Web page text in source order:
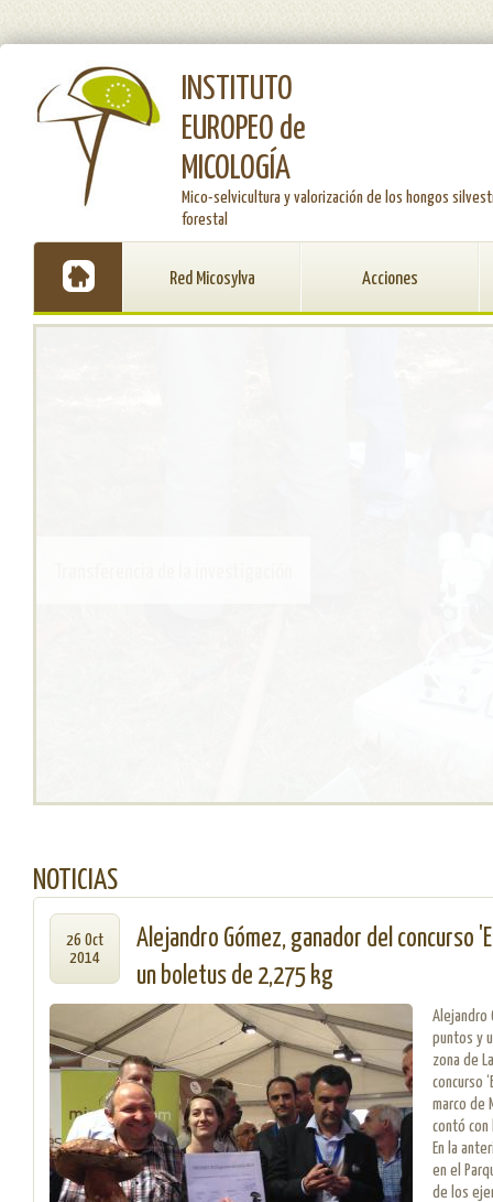
INSTITUTO
EUROPEO de
MICOLOGÍA
Mico-selvicultura y valorización de los hongos
forestal
Red Micosylva Acciones
NOTICIAS
26 Oct
2014
Alejandro Gómez, ganador del concurso
un boletus de 2,275 kg
Alejandro
puntos y
zona de
concurso
marco de
contó
En la
en el
de los